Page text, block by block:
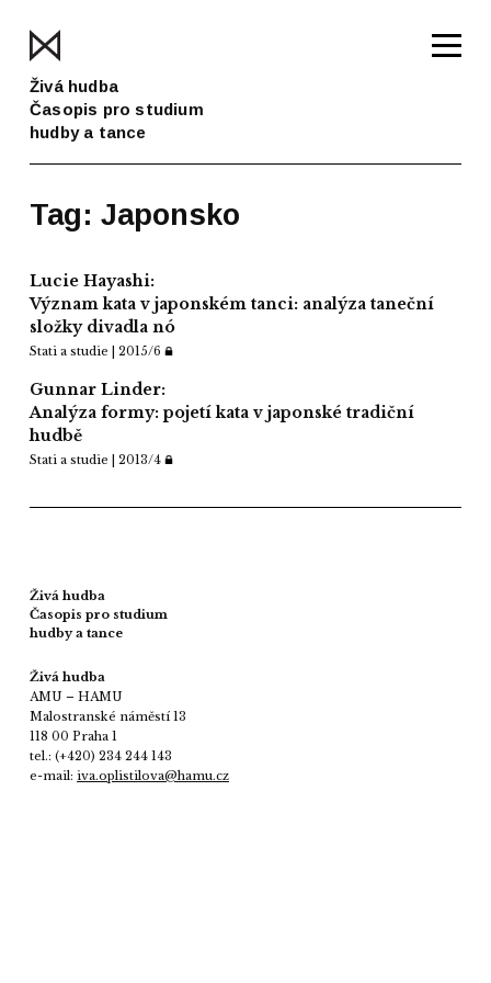
Živá hudba
Časopis pro studium
hudby a tance
Tag: Japonsko
Lucie Hayashi:
Význam kata v japonském tanci: analýza taneční
složky divadla nó
Stati a studie | 2015/6
Gunnar Linder:
Analýza formy: pojetí kata v japonské tradiční
hudbě
Stati a studie | 2013/4
Živá hudba
Časopis pro studium
hudby a tance
Živá hudba
AMU – HAMU
Malostranské náměstí 13
118 00 Praha 1
tel.: (+420) 234 244 143
e-mail: iva.oplistilova@hamu.cz